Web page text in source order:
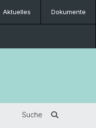
Aktuelles Dokumente
Suche